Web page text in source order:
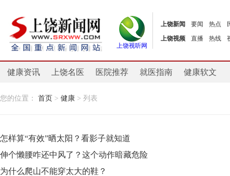
上饶视听网
上饶新闻 要闻 热点
上饶视频
直播 热线
健康资讯 上饶名医 医院推荐 就医指南 健康软文
您的位置： 首页 > 健康 > 列表
怎样算“有效”晒太阳？看影子就知道
伸个懒腰咋还中风了？这个动作暗藏危险
为什么爬山不能穿太大的鞋？